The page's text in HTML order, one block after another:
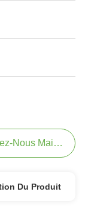
Nous Maintenant
Du Produit